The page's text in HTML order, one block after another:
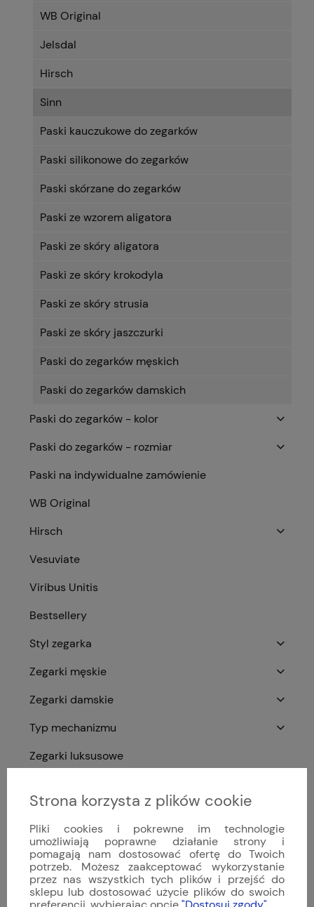
WB Original
Jelsdal
Hirsch
Sinn
Paski kauczukowe do zegarków
Paski silikonowe do zegarków
Paski skórzane do zegarków
Paski ze wzorem aligatora
Paski ze skóry aligatora
Paski ze skóry krokodyla
Paski ze skóry strusia
Paski ze skóry jaszczurki
Paski do zegarków męskich
Paski do zegarków damskich
Paski do zegarków - kolor
Paski do zegarków - rozmiar
Paski na indywidualne zamówienie
WB Original
Hirsch
Vesuviate
Viribus Unitis
Bestsellery
Styl zegarka
Zegarki męskie
Zegarki damskie
Typ mechanizmu
Zegarki luksusowe
Akcesoria do zegarków
Archiwum Sinn
Nowości
Promocje
Strona korzysta z plików cookie
Pliki cookies i pokrewne im technologie
umożliwiają poprawne działanie strony i
pomagają nam dostosować ofertę do Twoich
potrzeb. Możesz zaakceptować wykorzystanie
przez nas wszystkich tych plików i przejść do
sklepu lub dostosować użycie plików do swoich